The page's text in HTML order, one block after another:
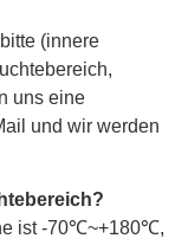
(innere
uns eine
und wir werden
ist -70℃~+180℃,